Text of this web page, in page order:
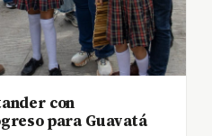
con
para Guavatá